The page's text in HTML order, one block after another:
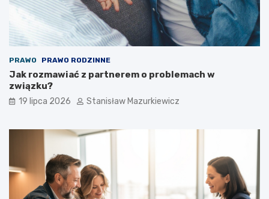
PRAWO PRAWO RODZINNE
Jak rozmawiać z partnerem o problemach w
związku?
19 lipca 2026 Stanisław Mazurkiewicz